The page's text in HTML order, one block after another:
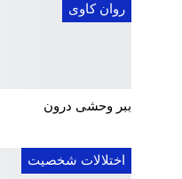
روان کاوی
ببر وحشی درون
اختلالات شخصیت